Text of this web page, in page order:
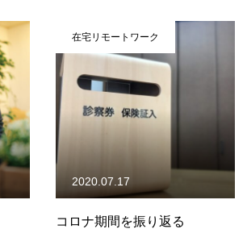
在宅リモートワーク
コロナ期間を振り返る
2020.07.17